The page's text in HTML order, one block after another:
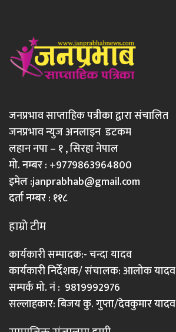
जनप्रभाव साप्ताहिक पत्रीका द्वारा संचालित
जनप्रभाव न्युज अनलाइन डटकम
लहान नपा – १ , सिरहा नेपाल
मो. नम्बर : +9779863964800
इमेल :janprabhab@gmail.com
दर्ता नम्बर : ११८
हाम्रो टीम
कार्यकारी सम्पादक:- चन्दा यादव
कार्यकारी निर्देशक/ संचालक: आलोक यादव
सम्पर्क मो. नं : 9819992976
सल्लाहकार: बिजय कु. गुप्ता/देवकुमार यादव